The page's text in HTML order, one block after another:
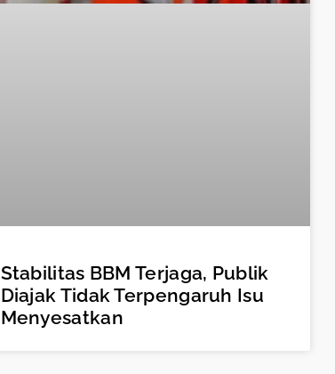
Stabilitas BBM Terjaga, Publik
Diajak Tidak Terpengaruh Isu
Menyesatkan